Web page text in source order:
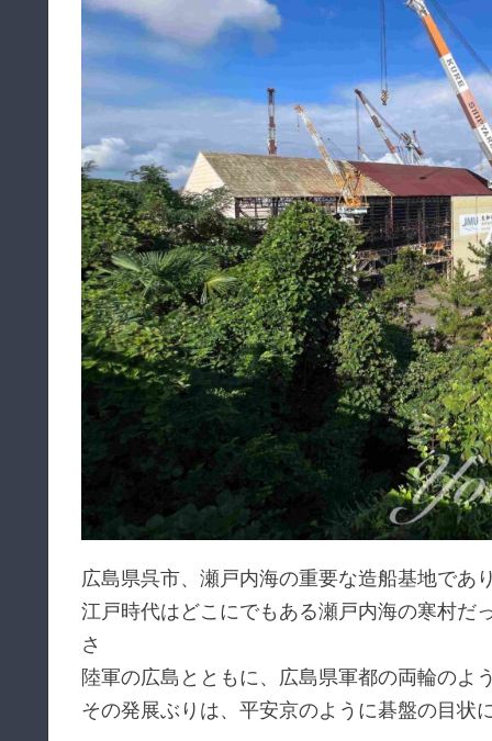
広島県呉市、瀬戸内海の重要な造船基地であ
江戸時代はどこにでもある瀬戸内海の寒村だ
さ
陸軍の広島とともに、広島県軍都の両輪のよ
その発展ぶりは、平安京のように碁盤の目状